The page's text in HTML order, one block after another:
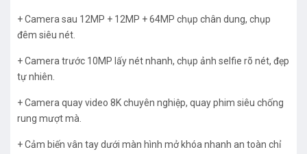
+ Camera sau 12MP + 12MP + 64MP chụp chân dung, chụp
đêm siêu nét.
+ Camera trước 10MP lấy nét nhanh, chụp ảnh selfie rõ nét, đẹp
tự nhiên.
+ Camera quay video 8K chuyên nghiệp, quay phim siêu chống
rung mượt mà.
+ Cảm biến vân tay dưới màn hình mở khóa nhanh an toàn chỉ